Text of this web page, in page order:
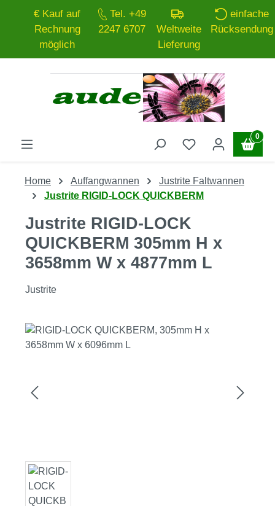
Zum Hauptinhalt springen
€ Kauf auf
Rechnung
möglich
Tel. +49
2247 6707
Weltweite
Lieferung
einfache
Rücksendung
0
Home Auffangwannen
Justrite Faltwannen
Justrite RIGID-LOCK QUICKBERM
Justrite RIGID-LOCK
QUICKBERM 305mm H x
3658mm W x 4877mm L
Justrite
Bildergalerie überspringen